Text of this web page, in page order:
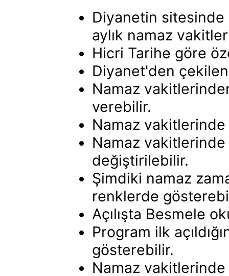
Diyanetin
aylık namaz
Hicri Tarihe göre
Diyanet'den
Namaz
verebilir.
Namaz vakitlerinde
Namaz
değiştirilebilir.
Şimdiki namaz
renklerde
Açılışta Besmele
Program ilk
gösterebilir.
Namaz